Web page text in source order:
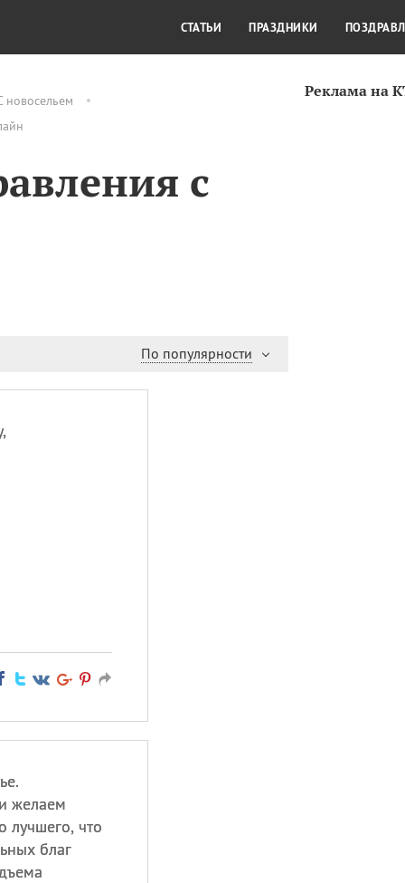
новосельем
с
По популярности
желаем
лучшего, что
благ
Реклама на
КУЛЬТУРА
СТАТЬИ ПРАЗДНИКИ